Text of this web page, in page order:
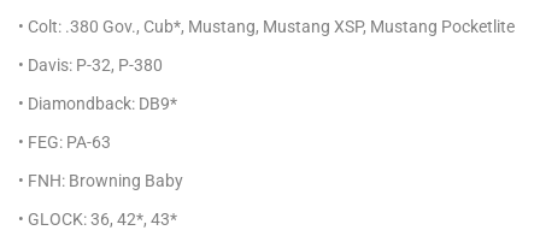
• Colt: .380 Gov., Cub*, Mustang, Mustang XSP, Mustang Pocketlite
• Davis: P-32, P-380
• Diamondback: DB9*
• FEG: PA-63
• FNH: Browning Baby
• GLOCK: 36, 42*, 43*